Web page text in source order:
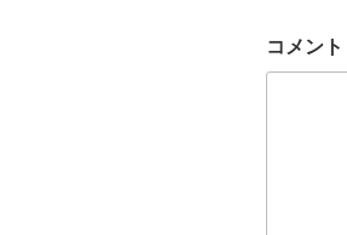
コメント